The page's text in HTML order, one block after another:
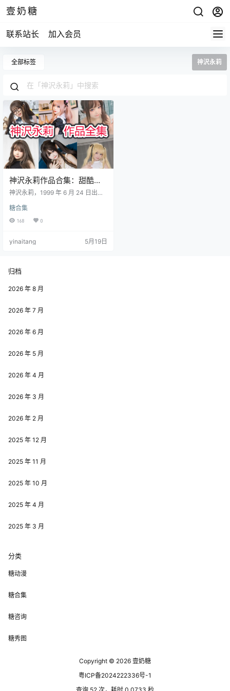
壹奶糖
联系站长 加入会员
全部标签 神沢永莉
神沢永莉作品合集：甜酷百
变，氛围感拉满
神沢永莉，1999 年 6 月 24 日出
名动漫博主，拥有超 29 万粉丝。她
外形极具辨识度，娃娃脸搭配灵动
恰到好处，一眼便能让人印象深
分享创作内容、生活点滴，与粉丝
互动真诚自然，没有距离感。她热
擅长演绎各类风格角色，…
糖合集
168 0
yinaitang 5月19日
归档
2026 年 8 月
2026 年 7 月
2026 年 6 月
2026 年 5 月
2026 年 4 月
2026 年 3 月
2026 年 2 月
2025 年 12 月
2025 年 11 月
2025 年 10 月
2025 年 4 月
2025 年 3 月
分类
糖动漫
糖合集
糖咨询
糖秀图
Copyright © 2026 壹奶糖
粤ICP备2024222336号-1